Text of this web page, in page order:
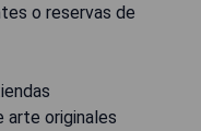
o reservas de
arte originales